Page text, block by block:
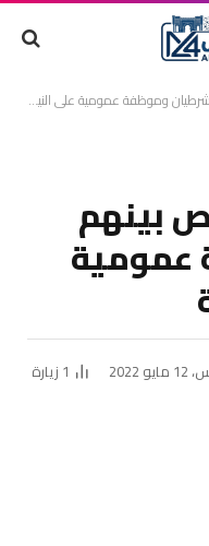
وموظفة عمومية على النيابة العامة
بينهم
عمومية
2022
1 زيارة